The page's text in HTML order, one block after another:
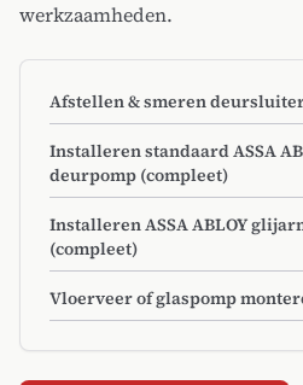
werkzaamheden.
Afstellen & smeren
Installeren standaard ASSA
deurpomp (compleet)
Installeren ASSA ABLOY
(compleet)
Vloerveer of glaspomp